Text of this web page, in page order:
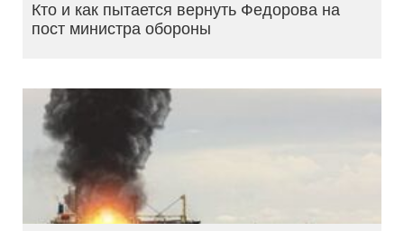
Кто и как пытается вернуть Федорова на
пост министра обороны